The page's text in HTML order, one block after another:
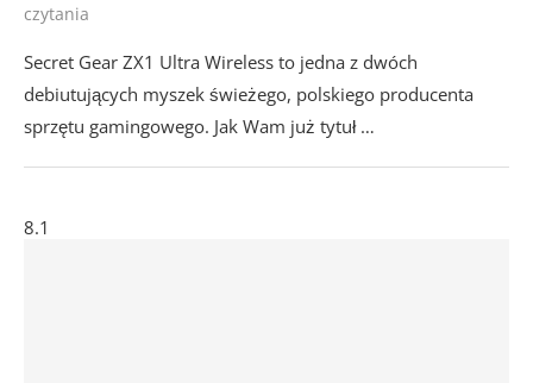
czytania
Secret Gear ZX1 Ultra Wireless to jedna z dwóch
debiutujących myszek świeżego, polskiego producenta
sprzętu gamingowego. Jak Wam już tytuł …
8.1